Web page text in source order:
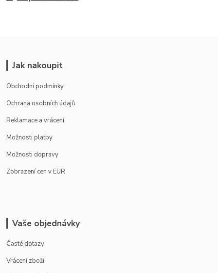
Jak nakoupit
Obchodní podmínky
Ochrana osobních údajů
Reklamace a vrácení
Možnosti platby
Možnosti dopravy
Zobrazení cen v EUR
Vaše objednávky
Časté dotazy
Vrácení zboží